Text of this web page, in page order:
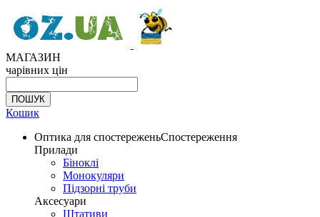
МАГАЗИН
чарівних цін
Кошик
Оптика для спостереженьСпостереження
Прилади
Біноклі
Монокуляри
Підзорні труби
Аксесуари
Штативи